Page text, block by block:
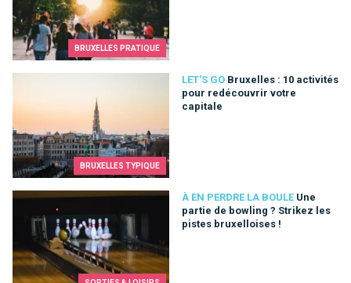
BRUXELLES PRATIQUE
BRUXELLES TYPIQUE
LET'S GO Bruxelles : 10 activités
pour redécouvrir votre
capitale
Bruxelles : 10 activités pour redécouvrir votre capitale
À EN PERDRE LA BOULE Une
partie de bowling ? Strikez les
pistes bruxelloises !
Une partie de bowling ? Strikez les pistes bruxelloises !